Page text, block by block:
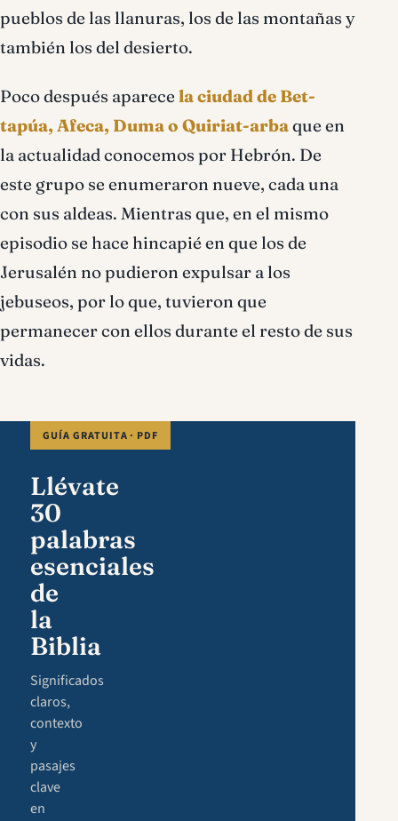
pueblos de las llanuras, los de las montañas y
también los del desierto.
Poco después aparece la ciudad de Bet-
tapúa, Afeca, Duma o Quiriat-arbaque en
la actualidad conocemos por Hebrón. De
este grupo se enumeraron nueve, cada una
con sus aldeas. Mientras que, en el mismo
episodio se hace hincapié en que los de
Jerusalén no pudieron expulsar a los
jebuseos, por lo que, tuvieron que
permanecer con ellos durante el resto de sus
vidas.
GUÍA GRATUITA · PDF
Llévate
30
palabras
esenciales
de
la
Biblia
Significados
claros,
contexto
y
pasajes
clave
en